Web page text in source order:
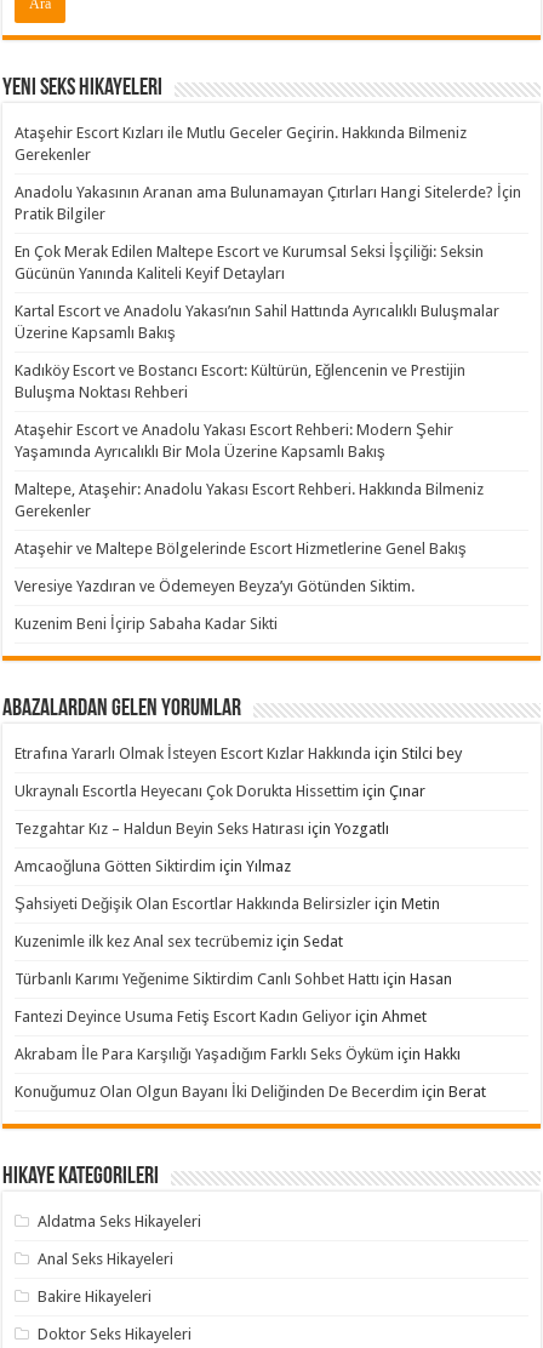
Yeni Seks Hikayeleri
Ataşehir Escort Kızları ile Mutlu Geceler Geçirin. Hakkında Bilmeniz
Gerekenler
Anadolu Yakasının Aranan ama Bulunamayan Çıtırları Hangi Sitelerde? İçin
Pratik Bilgiler
En Çok Merak Edilen Maltepe Escort ve Kurumsal Seksi İşçiliği: Seksin
Gücünün Yanında Kaliteli Keyif Detayları
Kartal Escort ve Anadolu Yakası’nın Sahil Hattında Ayrıcalıklı Buluşmalar
Üzerine Kapsamlı Bakış
Kadıköy Escort ve Bostancı Escort: Kültürün, Eğlencenin ve Prestijin
Buluşma Noktası Rehberi
Ataşehir Escort ve Anadolu Yakası Escort Rehberi: Modern Şehir
Yaşamında Ayrıcalıklı Bir Mola Üzerine Kapsamlı Bakış
Maltepe, Ataşehir: Anadolu Yakası Escort Rehberi. Hakkında Bilmeniz
Gerekenler
Ataşehir ve Maltepe Bölgelerinde Escort Hizmetlerine Genel Bakış
Veresiye Yazdıran ve Ödemeyen Beyza’yı Götünden Siktim.
Kuzenim Beni İçirip Sabaha Kadar Sikti
Abazalardan Gelen Yorumlar
Etrafına Yararlı Olmak İsteyen Escort Kızlar Hakkında içinStilci bey
Ukraynalı Escortla Heyecanı Çok Dorukta Hissettim içinÇınar
Tezgahtar Kız – Haldun Beyin Seks Hatırası içinYozgatlı
Amcaoğluna Götten Siktirdim içinYılmaz
Şahsiyeti Değişik Olan Escortlar Hakkında Belirsizler içinMetin
Kuzenimle ilk kez Anal sex tecrübemiz içinSedat
Türbanlı Karımı Yeğenime Siktirdim Canlı Sohbet Hattı içinHasan
Fantezi Deyince Usuma Fetiş Escort Kadın Geliyor içinAhmet
Akrabam İle Para Karşılığı Yaşadığım Farklı Seks Öyküm içinHakkı
Konuğumuz Olan Olgun Bayanı İki Deliğinden De Becerdim içinBerat
Hikaye Kategorileri
Aldatma Seks Hikayeleri
Anal Seks Hikayeleri
Bakire Hikayeleri
Doktor Seks Hikayeleri